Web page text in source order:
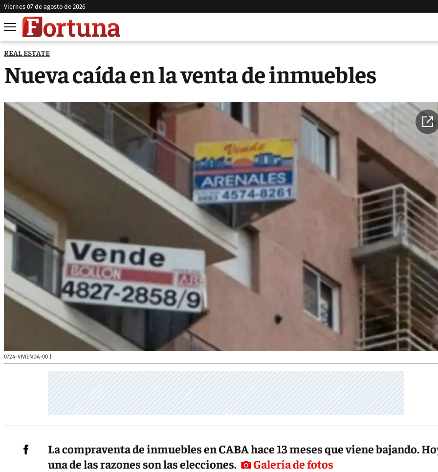
viernes 07 de agosto de 2026
REAL ESTATE
Nueva caída en la venta de inmuebles
0724-VIVIENDA-00
La compraventa de inmuebles en CABA hace 13 meses que viene bajando.
una de las razones son las elecciones.
Galería de fotos